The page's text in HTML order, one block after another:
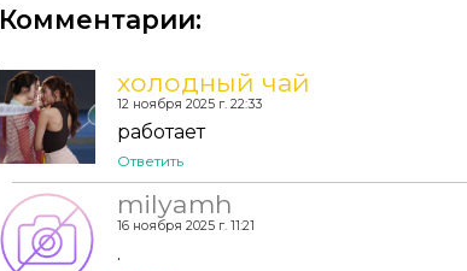
💅Маникюр - MOTHERTOPYA NAILS
Комментарии:
холодный чай
12 ноября 2025 г. 22:33
работает
Ответить
milyamh
16 ноября 2025 г. 11:21
.